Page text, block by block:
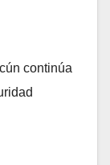
continúa